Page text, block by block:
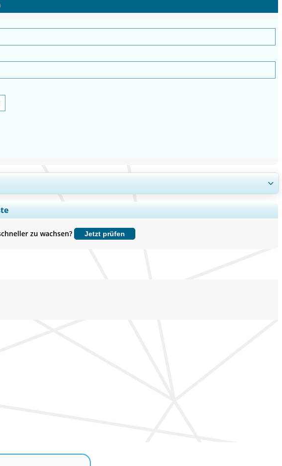
Wettbewerbs-Benchmarking, und Endnutzer-Einblicke.
zu wachsen? Jetzt prüfen